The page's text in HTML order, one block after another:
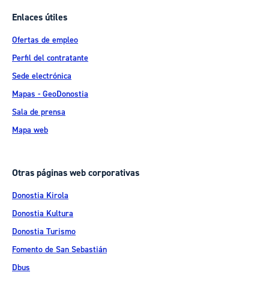
Enlaces útiles
Ofertas de empleo
Perfil del contratante
Sede electrónica
Mapas - GeoDonostia
Sala de prensa
Mapa web
Otras páginas web corporativas
Donostia Kirola
Donostia Kultura
Donostia Turismo
Fomento de San Sebastián
Dbus